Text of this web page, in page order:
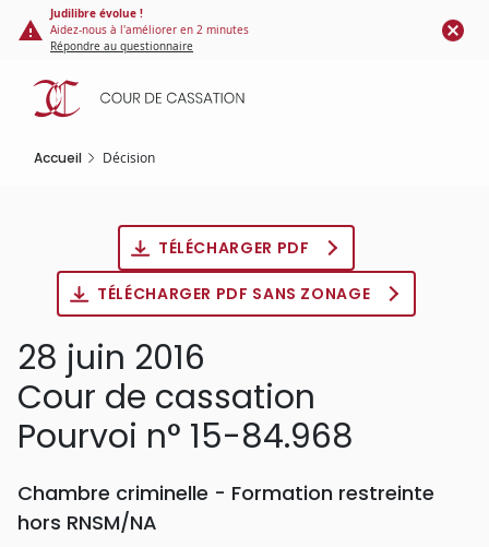
Panneau de gestion des cookies
contenu
principal
Judilibre évolue !
Aidez-nous à l'améliorer en 2 minutes
Répondre au questionnaire
Accueil Décision
TÉLÉCHARGER PDF
TÉLÉCHARGER PDF SANS ZONAGE
28 juin 2016
Cour de cassation
Pourvoi n° 15-84.968
Chambre criminelle - Formation restreinte
hors RNSM/NA